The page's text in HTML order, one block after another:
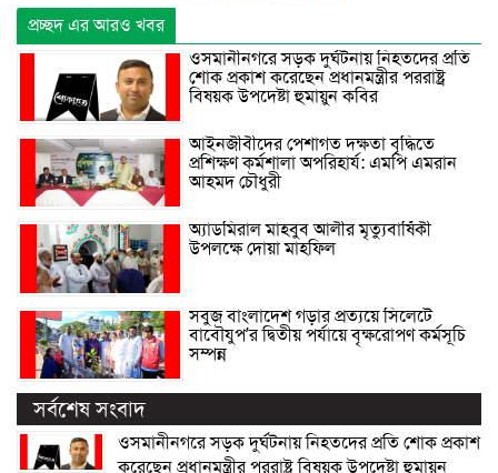
প্রচ্ছদ এর আরও খবর
ওসমানীনগরে সড়ক দুর্ঘটনায় নিহতদের প্রতি
শোক প্রকাশ করেছেন প্রধানমন্ত্রীর পররাষ্ট্র
বিষয়ক উপদেষ্টা হুমায়ুন কবির
আইনজীবীদের পেশাগত দক্ষতা বৃদ্ধিতে
প্রশিক্ষণ কর্মশালা অপরিহার্য: এমপি এমরান
আহমদ চৌধুরী
অ্যাডমিরাল মাহবুব আলীর মৃত্যুবার্ষিকী
উপলক্ষে দোয়া মাহফিল
সবুজ বাংলাদেশ গড়ার প্রত্যয়ে সিলেটে
বাবৌযুপ’র দ্বিতীয় পর্যায়ে বৃক্ষরোপণ কর্মসূচি
সম্পন্ন
সর্বশেষ সংবাদ
ওসমানীনগরে সড়ক দুর্ঘটনায় নিহতদের প্রতি শোক প্রকাশ
করেছেন প্রধানমন্ত্রীর পররাষ্ট্র বিষয়ক উপদেষ্টা হুমায়ুন